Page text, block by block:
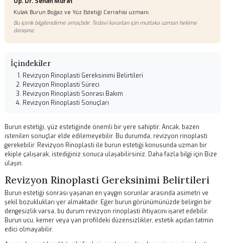
Murat
Op. Dr. Senan Murat
Kulak Burun Boğaz ve Yüz Estetiği Cerrahisi uzmanı.
Bu içerik bilgilendirme amaçlıdır. Tedavi kararları için mutlaka uzman hekime
danışınız.
İçindekiler
Revizyon Rinoplasti Gereksinimi Belirtileri
Revizyon Rinoplasti Sonuçları
Burun estetiği, yüz estetiğinde önemli bir yere sahiptir. Ancak, bazen
istenilen sonuçlar elde edilemeyebilir. Bu durumda, revizyon
gerekebilir.Revizyon Rinoplasti
ekiple çalışarak, istediğiniz sonuca ulaşabilirsiniz. Daha fazla bilgi